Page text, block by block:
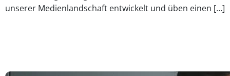
unserer Medienlandschaft entwickelt und üben einen […]